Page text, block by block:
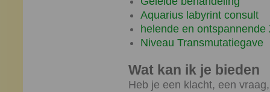
Aquarius labyrint consult
helende en ontspannende
Niveau Transmutatiegave
Wat kan ik je bieden
Heb je een klacht, een